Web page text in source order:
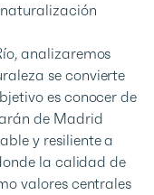
analizaremos
se convierte
es conocer de
de Madrid
y resiliente a
la calidad de
valores centrales